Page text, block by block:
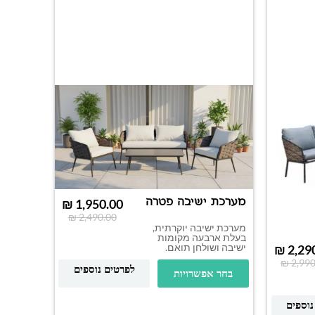
₪
₪
מערכת ישיבה פטרה
מערכת ישיבה יוקרתית,
בעלת ארבעה מקומות
ישיבה ושולחן תואם.
₪2,490.00
₪ 1,950.00
בחר אפשרויות לפרטים נוספים